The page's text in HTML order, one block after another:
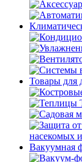
Товары для
насекомых
Вакуумная